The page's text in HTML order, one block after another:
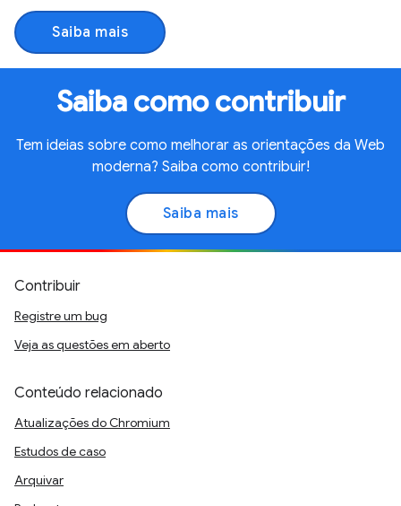
Saiba mais
Saiba como contribuir
Tem ideias sobre como melhorar as orientações da Web
moderna? Saiba como contribuir!
Saiba mais
Contribuir
Registre um bug
Veja as questões em aberto
Conteúdo relacionado
Atualizações do Chromium
Estudos de caso
Arquivar